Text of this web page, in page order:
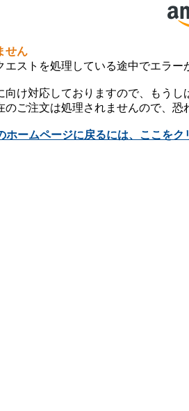
せん
エストを処理している途中でエラー
向け対応しておりますので、もうし
のご注文は処理されませんので、
ホームページに戻るには、ここをク